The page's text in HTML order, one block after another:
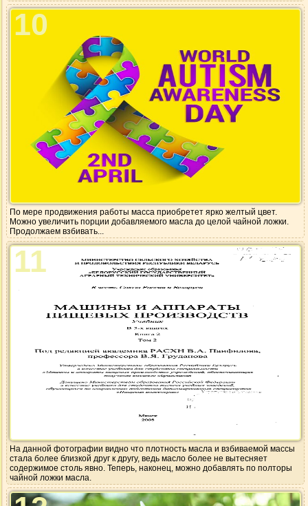
10
По мере продвижения работы масса приобретет ярко желтый цвет.
Можно увеличить порции добавляемого масла до целой чайной ложки.
Продолжаем взбивать...
11
На данной фотографии видно что плотность масла и взбиваемой массы
стала более близкой друг к другу, ведь масло более не вытесняет
содержимое столь явно. Теперь, наконец, можно добавлять по полторы
чайной ложки масла.